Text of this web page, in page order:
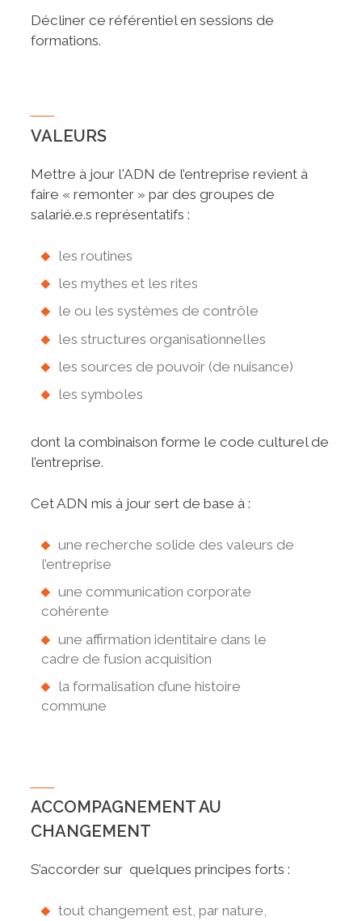
Décliner ce référentiel en sessions de
formations.
VALEURS
Mettre à jour l'ADN de l’entreprise revient à
faire « remonter » par des groupes de
salarié.e.s représentatifs :
les routines
les mythes et les rites
le ou les systèmes de contrôle
les structures organisationnelles
les sources de pouvoir (de nuisance)
les symboles
dont la combinaison forme le code culturel de
l’entreprise.
Cet ADN mis à jour sert de base à :
une recherche solide des valeurs de
l’entreprise
une communication corporate
cohérente
une affirmation identitaire dans le
cadre de fusion acquisition
la formalisation d’une histoire
commune
ACCOMPAGNEMENT AU
CHANGEMENT
S’accorder sur quelques principes forts :
tout changement est, par nature,